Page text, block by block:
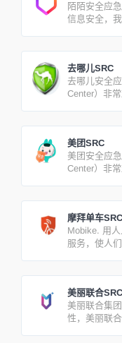
陌陌安全应
信息安全，
去哪儿SRC
去哪儿安全
Center）非
美团SRC
美团安全应
Center）非
摩拜单车SRC
Mobike. 用
服务，使人
美丽联合SRC
美丽联合集
性，美丽联